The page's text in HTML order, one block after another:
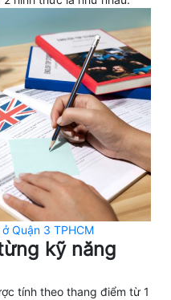
Quận 3 TPHCM
kỹ năng
tính theo thang điểm từ 1